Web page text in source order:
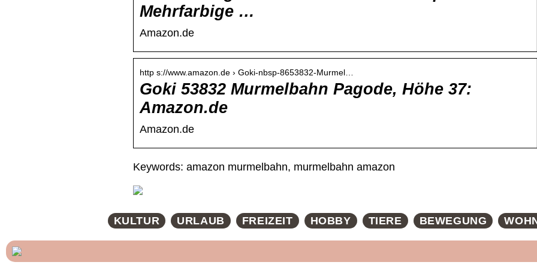
Mehrfarbige …
Amazon.de
http s://www.amazon.de › Goki-nbsp-8653832-Murmel…
Goki 53832 Murmelbahn Pagode, Höhe 37:
Amazon.de
Amazon.de
Keywords: amazon murmelbahn, murmelbahn amazon
KULTUR URLAUB FREIZEIT HOBBY TIERE BEWEGUNG